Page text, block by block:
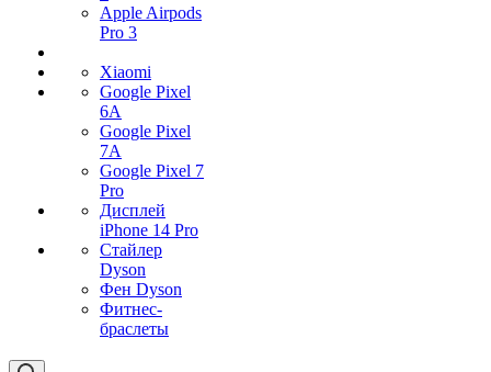
Apple Airpods
Pro 3
Xiaomi
Google Pixel
6A
Google Pixel
7А
Google Pixel 7
Pro
Дисплей
iPhone 14 Pro
Стайлер
Dyson
Фен Dyson
Фитнес-
браслеты